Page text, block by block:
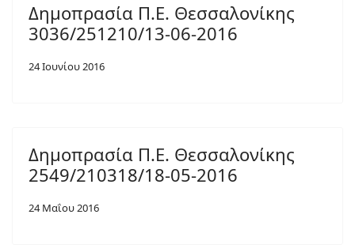
Δημοπρασία Π.Ε. Θεσσαλονίκης
3036/251210/13-06-2016
24 Ιουνίου 2016
Δημοπρασία Π.Ε. Θεσσαλονίκης
2549/210318/18-05-2016
24 Μαΐου 2016